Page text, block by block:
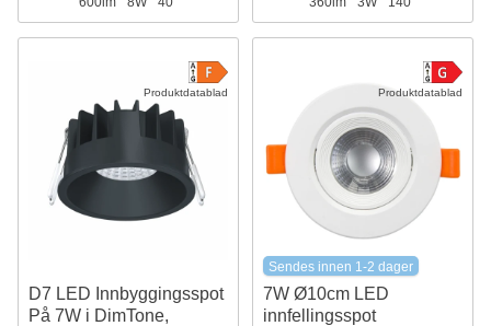
Produktdatablad
D7 LED Innbyggingsspot
På 7W i DimTone,
Produktdatablad
Sendes innen 1-2 dager
7W Ø10cm LED
innfellingsspot